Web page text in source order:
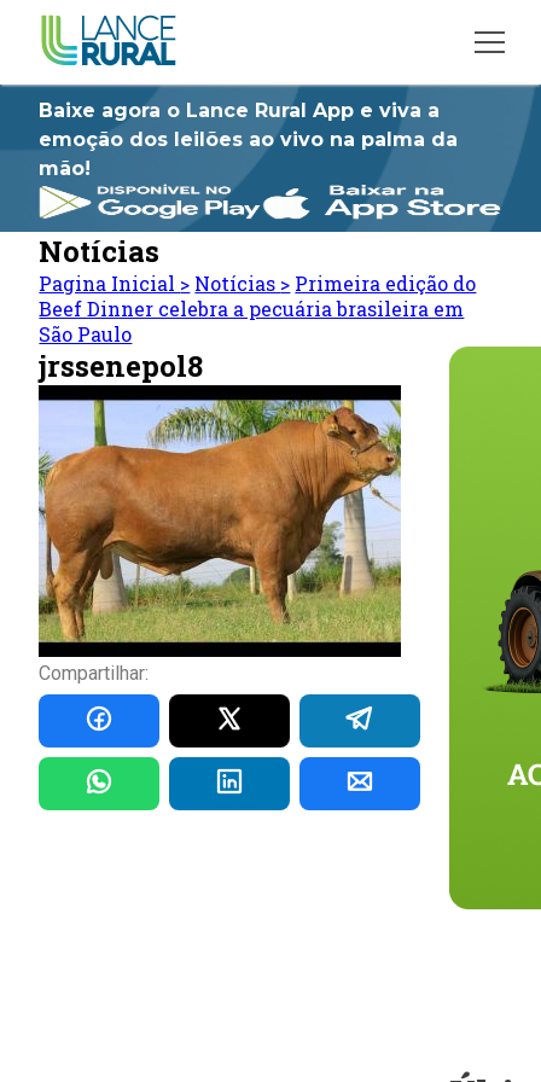
Baixe agora o Lance Rural App e viva a
emoção dos leilões ao vivo na palma da
mão!
Notícias
Pagina Inicial > Notícias > Primeira edição do
Beef Dinner celebra a pecuária brasileira em
São Paulo
jrssenepol8
Compartilhar: